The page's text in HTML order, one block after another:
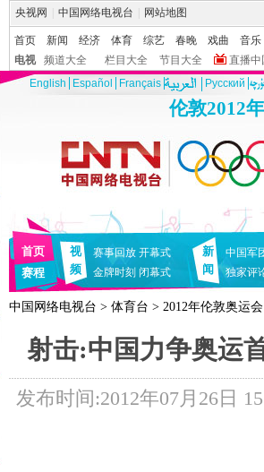
央视网 中国网络电视台 网站地图
首页 新闻 经济 体育 综艺 春晚 戏曲 音乐
电视
频道大全 栏目大全 节目大全 直播中
English
Español Français Pусский
伦敦2012
首页
赛程
视
频
赛事回放 开幕式
金牌时刻 闭幕式
新
闻
中国军
独家评
中国网络电视台 > 体育台 > 2012年伦敦奥运会
射击:中国力争奥运
发布时间:2012年07月26日